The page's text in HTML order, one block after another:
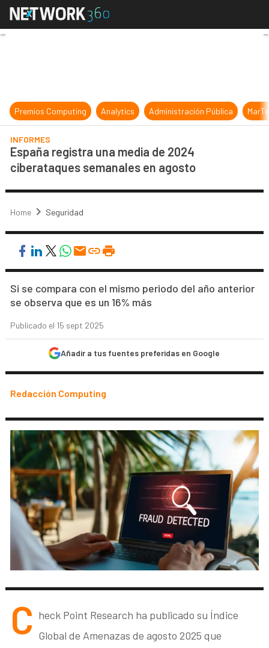
España registra una media de
Premios Computing Analytics Administración Pública
INFORMES
España registra una media de 2024
ciberataques semanales en agosto
Home Seguridad
Si se compara con el mismo periodo del año anterior
se observa que es un 16% más
Publicado el 15 sept 2025
Añadir a tus fuentes preferidas en Google
Redacción Computing
C heck Point Research ha publicado su Índice
Global de Amenazas de agosto 2025 que